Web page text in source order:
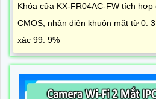
Khóa cửa KX-FR04AC-FW tích hợp
CMOS, nhận diện khuôn mặt từ 0.
xác 99. 9%